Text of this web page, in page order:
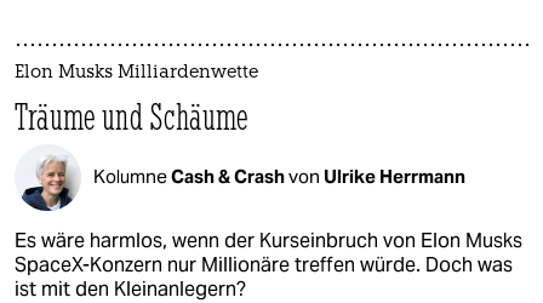
Elon Musks Milliardenwette
Träume und Schäume
KolumneCash & Crashvon Ulrike Herrmann
Es wäre harmlos, wenn der Kurseinbruch von Elon Musks
SpaceX-Konzern nur Millionäre treffen würde. Doch was
ist mit den Kleinanlegern?